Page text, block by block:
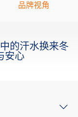
品牌视角
的汗水换来冬
安心